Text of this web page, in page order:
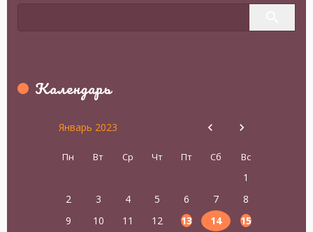
Календарь
Январь 2023
Пн Вт Ср Чт Пт Сб Вс
1
2
3 4 5 6 7
8
9
10 11 12 13 14
15